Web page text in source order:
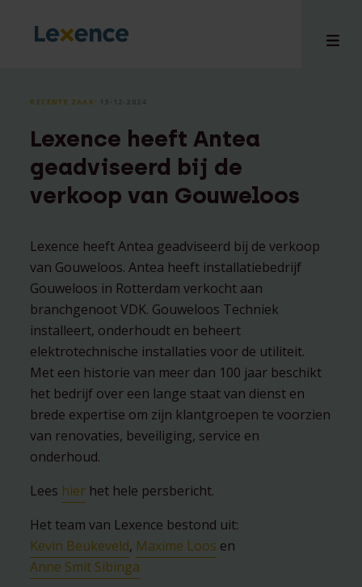
RECENTE ZAAK⸱ 13-12-2024
Lexence heeft Antea
geadviseerd bij de
verkoop van Gouweloos
Lexence heeft Antea geadviseerd bij de verkoop
van Gouweloos. Antea heeft installatiebedrijf
Gouweloos in Rotterdam verkocht aan
branchgenoot VDK. Gouweloos Techniek
installeert, onderhoudt en beheert
elektrotechnische installaties voor de utiliteit.
Met een historie van meer dan 100 jaar beschikt
het bedrijf over een lange staat van dienst en
brede expertise om zijn klantgroepen te voorzien
van renovaties, beveiliging, service en
onderhoud.
Lees hier het hele persbericht.
Het team van Lexence bestond uit:
Kevin Beukeveld, Maxime Loos en
Anne Smit Sibinga